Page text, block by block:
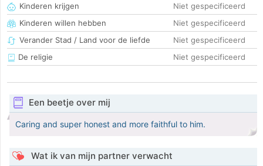
Kinderen krijgen
Niet gespecificeerd
Kinderen willen hebben
Niet gespecificeerd
Verander Stad / Land voor de liefde
Niet gespecificeerd
De religie
Niet gespecificeerd
Een beetje over mij
Caring and super honest and more faithful to him.
Wat ik van mijn partner verwacht